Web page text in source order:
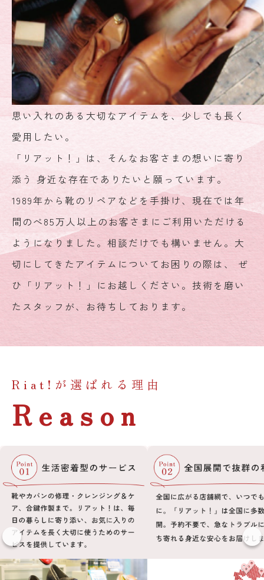
思い入れのある大切なアイテムを、少しでも長く
愛用したい。
「リアット！」は、そんなお客さまの想いに寄り
添う 身近な存在でありたいと願っています。
1989年から靴のリペアなどを手掛け、現在では年
間のべ85万人以上のお客さまにご利用いただける
ようになりました。相談だけでも構いません。大
切にしてきたアイテムについてお困りの際は、 ぜ
ひ「リアット！」にお越しください。技術を磨い
たスタッフが、お待ちしております。
Riat!が選ばれる理由
Reason